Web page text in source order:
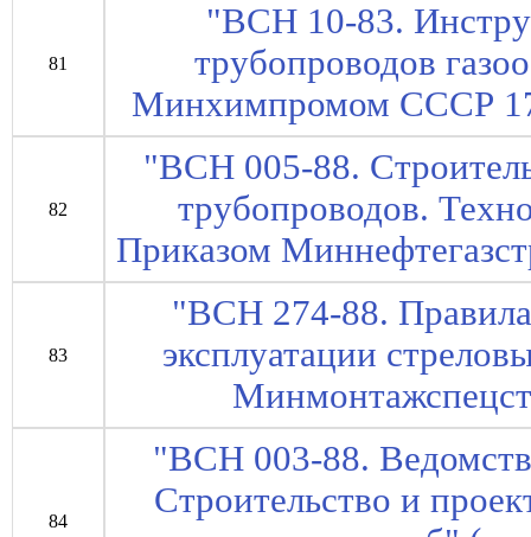
81
"ВСН 10-83.
трубопроводов
Минхимпромом СССР
82
"ВСН 005-88.
трубопроводов.
Приказом
83
"ВСН 274-88. Правила
эксплуатации
84
"ВСН 003-88.
Строительство и